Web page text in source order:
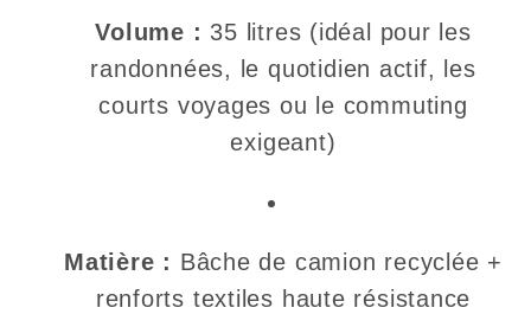
Volume : 35 litres (idéal pour les
randonnées, le quotidien actif, les
courts voyages ou le commuting
exigeant)
Matière : Bâche de camion recyclée +
renforts textiles haute résistance